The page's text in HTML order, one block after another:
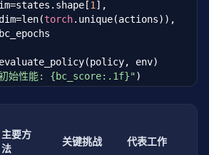
self,
量最高的 top_k 比例轨迹"""
[]
in trajectories:
= ExpertDataQualityChecker(traj[
=
0.0
=
-= consistency
1 ],
torch.unique(actions)),
env)
始性能: {bc_score:.1f}")
学习精调
他 RL 算法继续训练
初始化的策略作为起点，而不是随机初始化
主要方
法
关键挑战 代表工作